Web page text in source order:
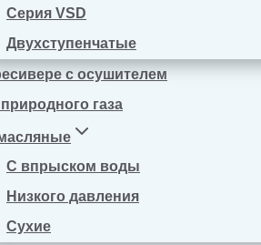
Серия VSD
Двухступенчатые
с осушителем
газа
С впрыском воды
Низкого давления
Сухие